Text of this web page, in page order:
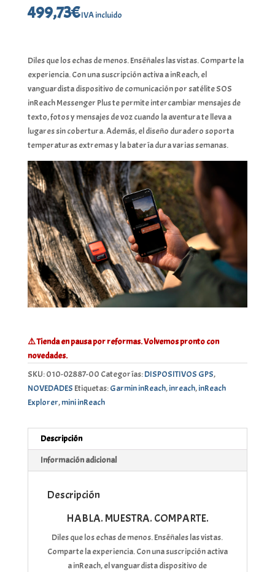
499,73€IVA incluido
Diles que los echas de menos. Enséñales las vistas. Comparte la
experiencia. Con una suscripción activa a inReach, el
vanguardista dispositivo de comunicación por satélite SOS
inReach Messenger Plus te permite intercambiar mensajes de
texto, fotos y mensajes de voz cuando la aventura te lleva a
lugares sin cobertura. Además, el diseño duradero soporta
temperaturas extremas y la batería dura varias semanas.
⚠️ Tienda en pausa por reformas. Volvemos pronto con
novedades.
SKU:010-02887-00 Categorías:DISPOSITIVOS GPS,
NOVEDADES Etiquetas:Garmin inReach,inreach,inReach
Explorer,mini inReach
Descripción
Información adicional
Descripción
HABLA. MUESTRA. COMPARTE.
Diles que los echas de menos. Enséñales las vistas.
Comparte la experiencia. Con una suscripción activa
a inReach, el vanguardista dispositivo de